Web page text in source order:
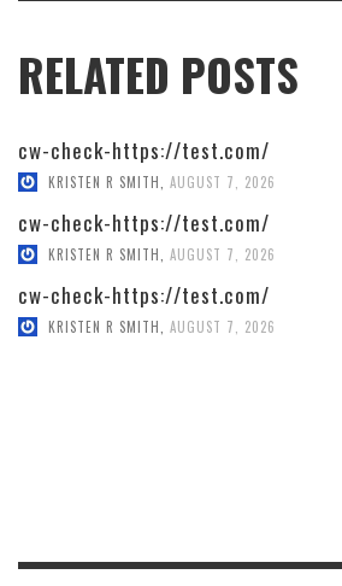
RELATED POSTS
cw-check-https://test.com/
KRISTEN R SMITH AUGUST 7, 2026
cw-check-https://test.com/
KRISTEN R SMITH AUGUST 7, 2026
cw-check-https://test.com/
KRISTEN R SMITH AUGUST 7, 2026